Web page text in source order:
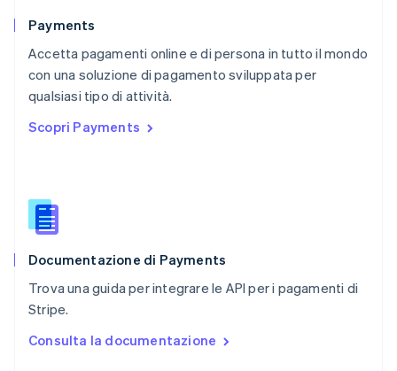
Payments
Accetta pagamenti online e di persona in tutto il mondo
con una soluzione di pagamento sviluppata per
qualsiasi tipo di attività.
Scopri Payments
Documentazione di Payments
Trova una guida per integrare le API per i pagamenti di
Stripe.
Consulta la documentazione
Português
English简体中文
Regno Unito
English
English
English
Slovacchia
Slovenia
Spagna
Español
English Español简体中文